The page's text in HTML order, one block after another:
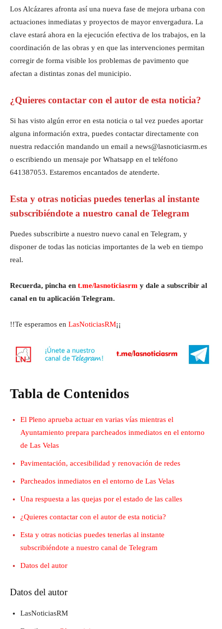
Los Alcázares afronta así una nueva fase de mejora urbana con
actuaciones inmediatas y proyectos de mayor envergadura. La
clave estará ahora en la ejecución efectiva de los trabajos, en la
coordinación de las obras y en que las intervenciones permitan
corregir de forma visible los problemas de pavimento que
afectan a distintas zonas del municipio.
¿Quieres contactar con el autor de esta noticia?
Si has visto algún error en esta noticia o tal vez puedes aportar
alguna información extra, puedes contactar directamente con
nuestra redacción mandando un email a news@lasnoticiasrm.es
o escribiendo un mensaje por Whatsapp en el teléfono
641387053. Estaremos encantados de atenderte.
Esta y otras noticias puedes tenerlas al instante
subscribiéndote a nuestro canal de Telegram
Puedes subscribirte a nuestro nuevo canal en Telegram, y
disponer de todas las noticias importantes de la web en tiempo
real.
Recuerda, pincha en t.me/lasnoticiasrm y dale a subscribir al
canal en tu aplicación Telegram.
!!Te esperamos en LasNoticiasRM¡¡
Tabla de Contenidos
El Pleno aprueba actuar en varias vías mientras el
Ayuntamiento prepara parcheados inmediatos en el entorno
de Las Velas
Pavimentación, accesibilidad y renovación de redes
Parcheados inmediatos en el entorno de Las Velas
Una respuesta a las quejas por el estado de las calles
¿Quieres contactar con el autor de esta noticia?
Esta y otras noticias puedes tenerlas al instante
subscribiéndote a nuestro canal de Telegram
Datos del autor
Datos del autor
LasNoticiasRM